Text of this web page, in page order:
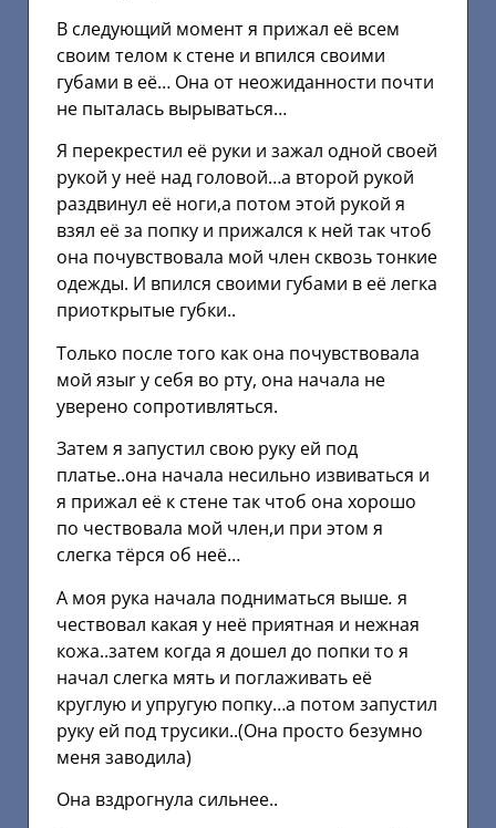
В следующий момент я прижал её всем
своим телом к стене и впился своими
губами в её… Она от неожиданности почти
не пыталась вырываться…
Я перекрестил её руки и зажал одной своей
рукой у неё над головой…а второй рукой
раздвинул её ноги,а потом этой рукой я
взял её за попку и прижался к ней так чтоб
она почувствовала мой член сквозь тонкие
одежды. И впился своими губами в её легка
приоткрытые губки..
Только после того как она почувствовала
мой языr у себя во рту, она начала не
уверено сопротивляться.
Затем я запустил свою руку ей под
платье..она начала несильно извиваться и
я прижал её к стене так чтоб она хорошо
по чествовала мой член,и при этом я
слегка тёрся об неё…
А моя рука начала подниматься выше. я
чествовал какая у неё приятная и нежная
кожа..затем когда я дошел до попки то я
начал слегка мять и поглаживать её
круглую и упругую попку…а потом запустил
руку ей под трусики..(Она просто безумно
меня заводила)
Она вздрогнула сильнее..